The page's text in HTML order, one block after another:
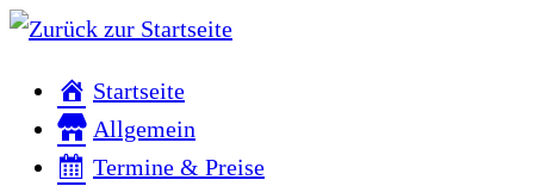
Zum
springen Startseite
Allgemein
Termine & Preise